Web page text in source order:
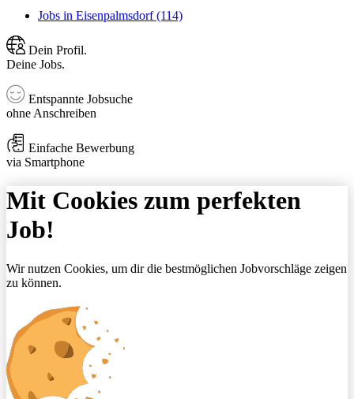
Jobs in Eisenpalmsdorf (114)
Dein Profil.
Deine Jobs.
Entspannte Jobsuche
ohne Anschreiben
Einfache Bewerbung
via Smartphone
Mit Cookies zum perfekten
Job!
Wir nutzen Cookies, um dir die bestmöglichen Jobvorschläge zeigen
zu können.